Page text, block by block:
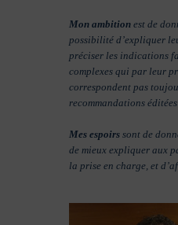
Mon ambitionest de
possibilité d’expliquer
préciser les indications
complexes qui par leur
correspondent pas
recommandations
Mes espoirssont de
de mieux expliquer aux
la prise en charge, et